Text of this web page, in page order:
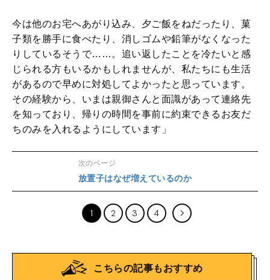
今は他のお宅へあがり込み、夕ご飯をねだったり、菓
子類を勝手に食べたり、消しゴムや鉛筆がなくなった
りしているそうで……。追い返したことを冷たいと感
じられる方もいるかもしれませんが、私たちにも生活
があるので早めに対処してよかったと思っています。
その経験から、いまは親御さんと面識があって連絡先
を知っており、帰りの時間を事前に約束できるお友だ
ちのみを入れるようにしています」
次のページ
放置子はなぜ増えているのか
1 2 3 4
こちらの記事もおすすめ